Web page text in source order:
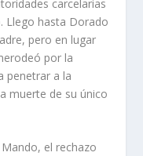
carcelarias
Llego hasta Dorado
pero en lugar
por la
penetrar a la
muerte de su único
el rechazo